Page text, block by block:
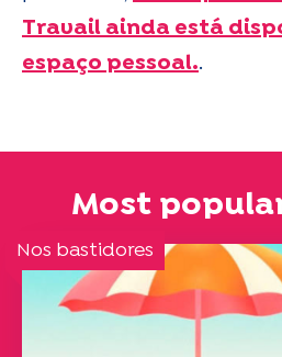
Travail ainda está
espaço pessoal..
Most
Nos bastidores